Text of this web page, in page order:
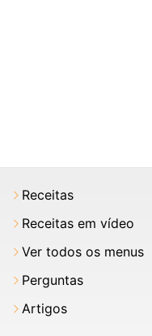
Receitas
Receitas em vídeo
Ver todos os menus
Perguntas
Artigos